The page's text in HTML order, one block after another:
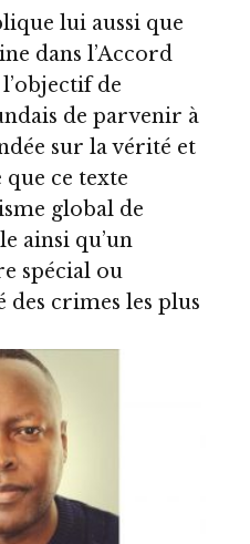
lui aussi que
dans l’Accord
de
de parvenir à
sur la vérité et
ce texte
global de
ainsi qu’un
spécial ou
crimes les plus